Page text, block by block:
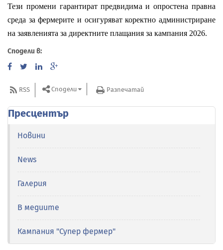
Тези промени гарантират предвидима и опростена правна
среда за фермерите и осигуряват коректно администриране
на заявленията за директните плащания за кампания 2026.
Сподели в:
RSS Сподели Разпечатай
Пресцентър
Новини
News
Галерия
В медиите
Кампания "Супер фермер"